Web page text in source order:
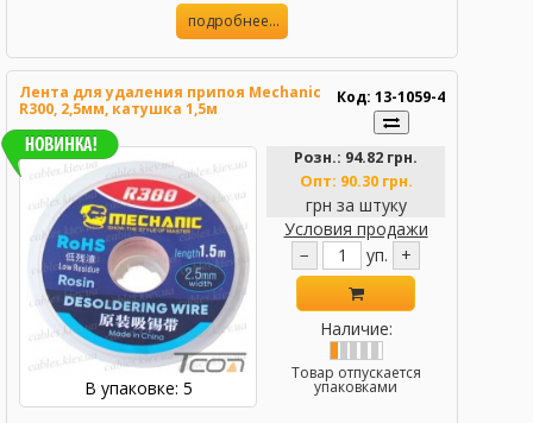
подробнее...
Лента для удаления припоя Mechanic
R300, 2,5мм, катушка 1,5м
Код: 13-1059-4
В упаковке: 5
Розн.: 94.82 грн.
Опт: 90.30 грн.
грн за штуку
Условия продажи
−
уп. +
Наличие:
Товар отпускается
упаковками